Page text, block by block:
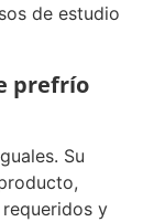
de estudio
prefrío
Su
y